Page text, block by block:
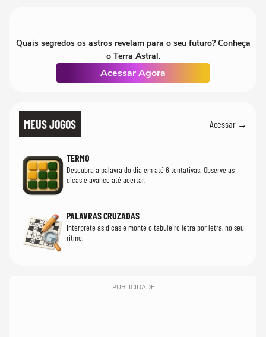
Quais segredos os astros revelam para o seu futuro? Conheça
o Terra Astral.
Acessar Agora
MEUS JOGOS Acessar →
TERMO
Descubra a palavra do dia em até 6 tentativas. Observe as
dicas e avance até acertar.
PALAVRAS CRUZADAS
Interprete as dicas e monte o tabuleiro letra por letra, no seu
ritmo.
PUBLICIDADE